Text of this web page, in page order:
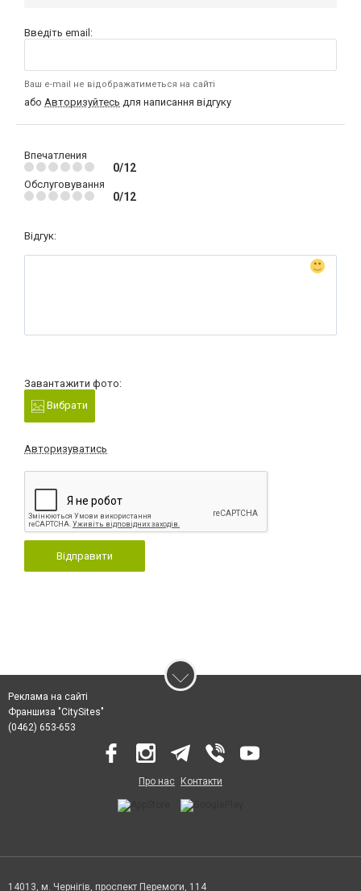
Введіть email:
Ваш e-mail не відображатиметься на сайті
або Авторизуйтесь для написання відгуку
Впечатления
0/12
Обслуговування
0/12
Відгук:
Завантажити фото:
Вибрати
Авторизуватись
Відправити
Реклама на сайті
Франшиза "CitySites"
(0462) 653-653
Про нас Контакти
14013, м. Чернігів, проспект Перемоги, 114